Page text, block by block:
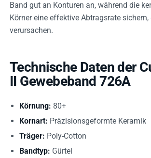
Band gut an Konturen an, während die
Körner eine effektive Abtragsrate sichern,
verursachen.
Technische Daten der
II Gewebeband 726A
Körnung: 80+
Kornart: Präzisionsgeformte Keramik
Träger: Poly-Cotton
Bandtyp: Gürtel